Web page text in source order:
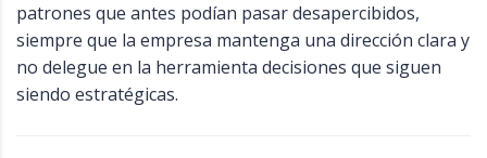
patrones que antes podían pasar desapercibidos,
siempre que la empresa mantenga una dirección clara y
no delegue en la herramienta decisiones que siguen
siendo estratégicas.